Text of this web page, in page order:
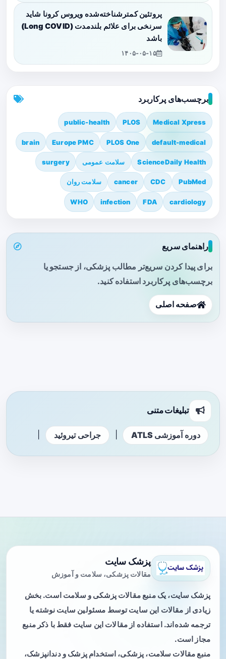
پروتئین کمترشناخته‌شده ویروس کرونا شاید
سرنخی برای علائم بلندمدت (Long COVID)
باشد
۱۴۰۵-۰۵-۱۵
برچسب‌های پرکاربرد
Medical Xpress
PLOS
public-health
default-medical
PLOS One
Europe PMC
brain
ScienceDaily Health سلامت عمومی surgery
PubMed
CDC
cancer سلامت روان
cardiology
FDA
infection
WHO
راهنمای سریع
برای پیدا کردن سریع‌تر مطالب پزشکی، از جستجو یا
برچسب‌های پرکاربرد استفاده کنید.
صفحه اصلی
تبلیغات متنی
دوره آموزشی ATLS جراحی تیروئید
پزشک سایت
مقالات پزشکی، سلامت و آموزش
پزشک سایت، یک منبع مقالات پزشکی و سلامت است. بخش
زیادی از مقالات این سایت توسط مسئولین سایت نوشته یا
ترجمه شده‌اند. استفاده از مقالات این سایت فقط با ذکر منبع
مجاز است.
منبع مقالات سلامت، پزشکی، استخدام پزشک و دندانپزشک،